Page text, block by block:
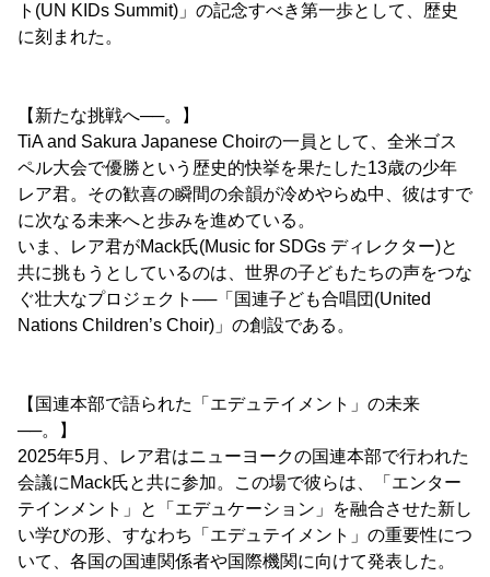
ト(UN KIDs Summit)」の記念すべき第一歩として、歴史
に刻まれた。
【新たな挑戦へ──。】
TiA and Sakura Japanese Choirの一員として、全米ゴス
ペル大会で優勝という歴史的快挙を果たした13歳の少年
レア君。その歓喜の瞬間の余韻が冷めやらぬ中、彼はすで
に次なる未来へと歩みを進めている。
いま、レア君がMack氏(Music for SDGs ディレクター)と
共に挑もうとしているのは、世界の子どもたちの声をつな
ぐ壮大なプロジェクト──「国連子ども合唱団(United
Nations Children’s Choir)」の創設である。
【国連本部で語られた「エデュテイメント」の未来
──。】
2025年5月、レア君はニューヨークの国連本部で行われた
会議にMack氏と共に参加。この場で彼らは、「エンター
テインメント」と「エデュケーション」を融合させた新し
い学びの形、すなわち「エデュテイメント」の重要性につ
いて、各国の国連関係者や国際機関に向けて発表した。